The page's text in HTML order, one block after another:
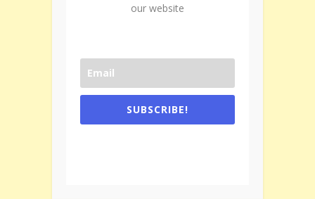
our website
SUBSCRIBE!